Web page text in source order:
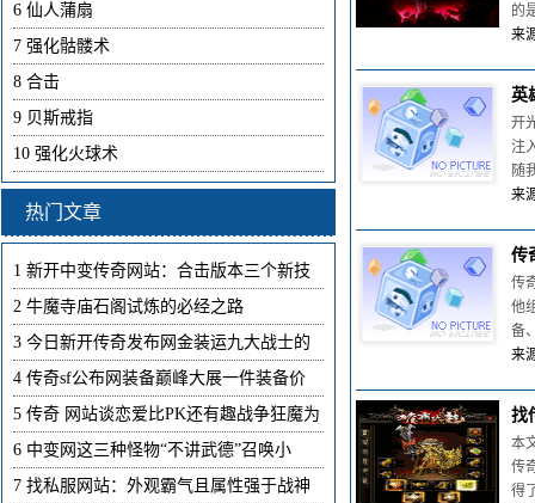
的
来
英
开
注
随
来
传
传
他
备
来
找
本
传
得
6 仙人蒲扇
7 强化骷髅术
8 合击
9 贝斯戒指
10 强化火球术
热门文章
1 新开中变传奇网站：合击版本三个新技
2 牛魔寺庙石阁试炼的必经之路
3 今日新开传奇发布网金装运九大战士的
4 传奇sf公布网装备巅峰大展一件装备价
5 传奇 网站谈恋爱比PK还有趣战争狂魔为
6 中变网这三种怪物“不讲武德”召唤小
7 找私服网站：外观霸气且属性强于战神